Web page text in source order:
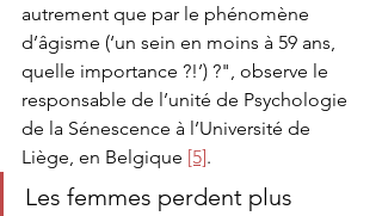
autrement que par le phénomène
d’âgisme (‘un sein en moins à 59 ans,
quelle importance ?!’) ?", observe le
responsable de l’unité de Psychologie
de la Sénescence à l’Université de
Liège, en Belgique [5].
Les femmes perdent plus